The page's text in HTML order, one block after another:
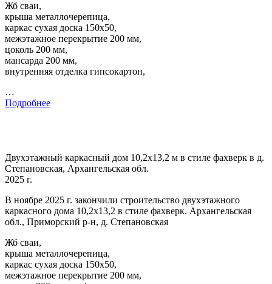
Жб сваи,
крыша металлочерепица,
каркас сухая доска 150х50,
межэтажное перекрытие 200 мм,
цоколь 200 мм,
мансарда 200 мм,
внутренняя отделка гипсокартон,
…
Подробнее
Двухэтажный каркасный дом 10,2х13,2 м в стиле фахверк в д.
Степановская, Архангельская обл.
2025 г.
В ноябре 2025 г. закончили строительство двухэтажного
каркасного дома 10,2х13,2 в стиле фахверк. Архангельская
обл., Приморский р-н, д. Степановская
Жб сваи,
крыша металлочерепица,
каркас сухая доска 150х50,
межэтажное перекрытие 200 мм,